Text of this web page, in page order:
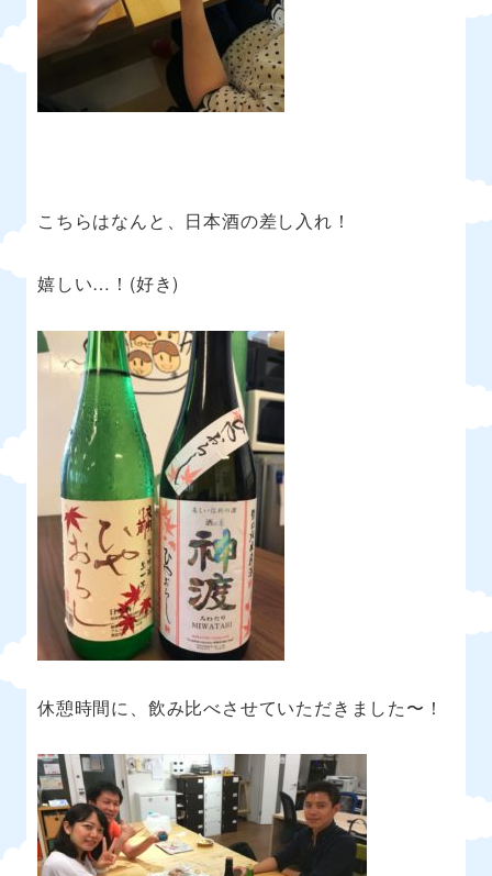
こちらはなんと、日本酒の差し入れ！
嬉しい… ！ (好き)
休憩時間に、飲み比べさせていただきました〜！